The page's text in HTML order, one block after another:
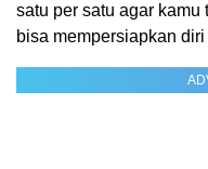
satu per satu agar
bisa mempersiapkan